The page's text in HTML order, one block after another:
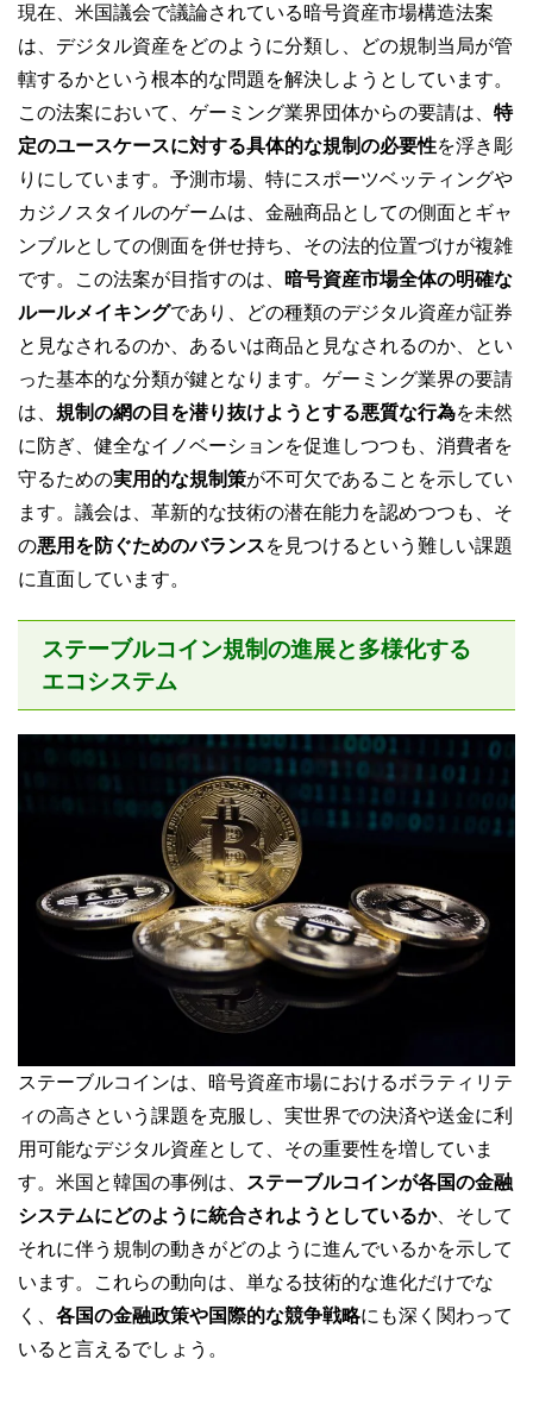
現在、米国議会で議論されている暗号資産市場構造法案
は、デジタル資産をどのように分類し、どの規制当局が管
轄するかという根本的な問題を解決しようとしています。
この法案において、ゲーミング業界団体からの要請は、 特
定のユースケースに対する具体的な規制の必要性を浮き彫
りにしています。予測市場、特にスポーツベッティングや
カジノスタイルのゲームは、金融商品としての側面とギャ
ンブルとしての側面を併せ持ち、その法的位置づけが複雑
です。この法案が目指すのは、
暗号資産市場全体の明確な
ルールメイキングであり、どの種類のデジタル資産が証券
と見なされるのか、あるいは商品と見なされるのか、とい
った基本的な分類が鍵となります。ゲーミング業界の要請
は、 規制の網の目を潜り抜けようとする悪質な行為を未然
に防ぎ、健全なイノベーションを促進しつつも、消費者を
守るための実用的な規制策が不可欠であることを示してい
ます。議会は、革新的な技術の潜在能力を認めつつも、そ
の悪用を防ぐためのバランスを見つけるという難しい課題
に直面しています。
ステーブルコイン規制の進展と多様化する
エコシステム
ステーブルコインは、暗号資産市場におけるボラティリテ
ィの高さという課題を克服し、実世界での決済や送金に利
用可能なデジタル資産として、その重要性を増していま
す。米国と韓国の事例は、
ステーブルコインが各国の金融
システムにどのように統合されようとしているか、そして
それに伴う規制の動きがどのように進んでいるかを示して
います。これらの動向は、単なる技術的な進化だけでな
く、 各国の金融政策や国際的な競争戦略にも深く関わって
いると言えるでしょう。